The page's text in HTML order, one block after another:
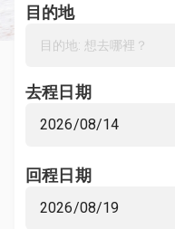
目的地
去程日期
回程日期